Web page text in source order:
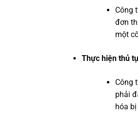
Công
đơn
một
Thực hiện thủ
Công
phải
hóa